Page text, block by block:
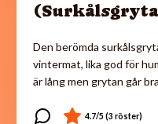
Den berömda
vintermat, lika god för
är lång men grytan går